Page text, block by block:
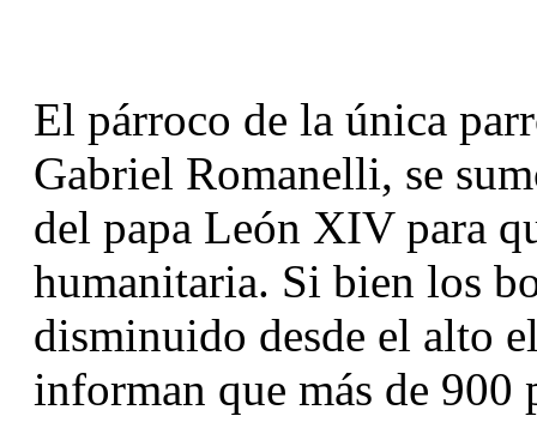
El párroco de la única
Gabriel Romanelli, se
del papa León XIV para
humanitaria. Si bien los
disminuido desde el alto
informan que más de 900